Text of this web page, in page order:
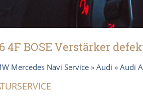
4F BOSE Verstärker
Mercedes Navi Service » Audi » Audi